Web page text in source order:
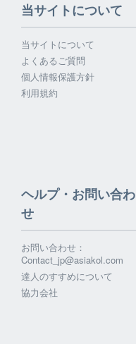
当サイトについて
当サイトについて
よくあるご質問
個人情報保護方針
利用規約
ヘルプ・お問い合わ
せ
お問い合わせ：
Contact_jp@asiakol.com
達人のすすめについて
協力会社